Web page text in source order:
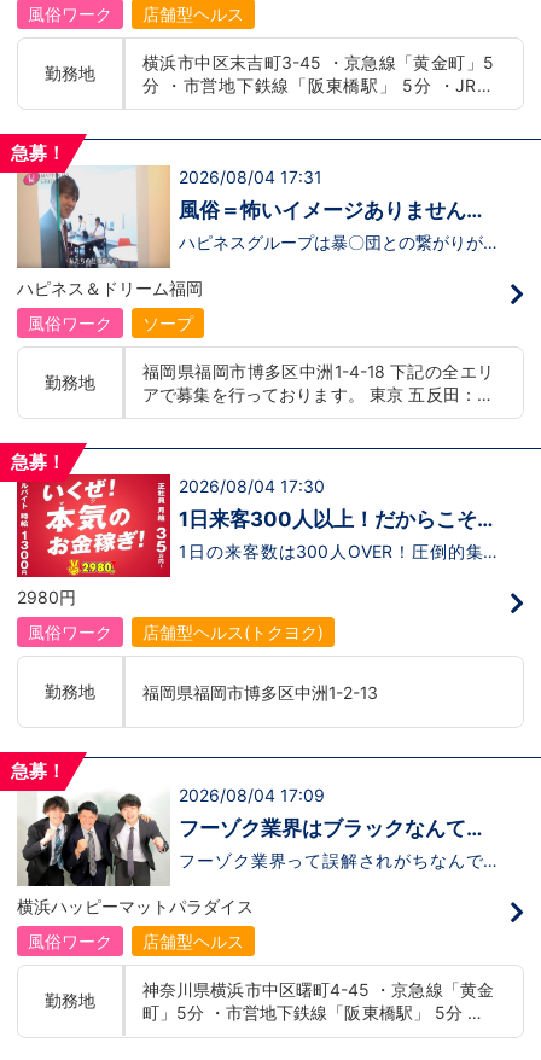
休暇付与、社員旅行やオーダースーツの福
利厚生あり学歴・経歴・資格・年齢・性別
投資させていただきます。＜お仕事の内容
＞お客様を笑顔にし、キャストさんが働き
やすいように日々考えて環境を整えていく
せん。丁寧さ、誠実さ、笑顔、感謝の気持
いる会社です。そのため、誰もが安心して
入社・勤務のできる環境なのです。それで
ャルサイトをご覧下さい。
【https://happiness-group.biz/】※お手
数ですがコピー＆ペーストしてURLを開い
他社と比較検討中など。そのような時は1
もしれません。アナタからのご連絡お待ち
しております。
社員に怖い人がいると思っているようで
す。。。だがしかし！！！！実はイメージ
はございません(Ｔ▽Ｔ)噂に惑わされない
でください。＼＼それでは説明致します／
／恋愛グループとはどんな会社なのか！
変わりありません。※安心の社会保険完
ナイトレジャーってだけです。※(暴○団の
ような）怖い先輩はおりません。■隔週休
2日制（完全週休2日制も選択可能）■拘
束時間は9.5時間（休憩時間あり）■ハロ
一般企業よりイイとこがございます。●大
幅な収入アップが見込める。●短期間で昇
格が出来、頑張り次第ですぐに役職者へ。
(一般企業では昇格がゆるやかでなかなか
昇給あり！●実力主義のため、経験が少な
い未経験者でもチャンスがたくさんある。
などなど。働いて損のない内容となってい
風俗ワーク 店舗型ヘルス
勤務地
横浜市中区末吉町3-45 ・京急線「黄金町」5
分 ・市営地下鉄線「阪東橋駅」 5分 ・JR線
「関内駅」15分
急募！
2026/08/04 17:31
風俗＝怖いイメージありません
か？選ぶならクリーンな会社一
ハピネスグループは暴〇団との繋がりが一
人がバックにいて、辞める時とか怖い思い
をするんじゃないの…(((;´･ω･)))？？と思
ってる方も多いと思います。それは当グル
ープではありえません！！！！また、そう
でおります。詳しくは、弊社社長がお答え
している動画をお店ページにアップしてお
りますのでご確認ください！安心安全に働
なたのなりたい未来をハピネス＆ドリーム
おります。
ハピネス＆ドリーム福岡
風俗ワーク
ソープ
勤務地
福岡県福岡市博多区中洲1-4-18 下記の全エリ
アで募集を行っております。 東京 五反田：五
反田駅から徒歩2分 池袋：池袋駅西口から徒
水戸駅からバス5分 福岡 福岡：中洲川端駅か
ら徒歩8分 北海道 札幌：すすきの駅から徒歩
5分 中国・四国 鳥取：米子市皆生温泉 愛媛：
松山道後温泉 沖縄 沖縄：那覇市※出店準備中
他にも続々出店予定 遠方からのご応募の方に
急募！
2026/08/04 17:30
1日来客300人以上！だからこそ！
時給1,300円～、月給35万～！
1日の来客数は300人OVER！圧倒的集客
み 1,625円）正社員（未経験）でも月給
35万スタート！正社員（店長・幹部候
で明るい方、即採用！給与は35万円以上
可能！やる気次第でどんどん昇給できま
す！！！いずれは業界初！？退職金制度も
者大歓迎です。やる気を重視します！面接
お問い合わせ下さい！
2980円
風俗ワーク
店舗型ヘルス(トクヨク)
勤務地 福岡県福岡市博多区中洲1-2-13
急募！
2026/08/04 17:09
フーゾク業界はブラックなんて言
わせない！！安心して働ける環境
フーゾク業界って誤解されがちなんです
いますか?多くの方が休みがない/拘束時間
が長い(12時間以上は当たり前)/社員に怖
い人がいると思っているようです。。。し
かし！！！！実はイメージが先行している
(Ｔ▽Ｔ)噂に惑わされないでください。＼
＼それでは説明致します／／恋愛グループ
とはどんな会社なのか！ ↓ ↓
横浜ハッピーマットパラダイス
風俗ワーク
店舗型ヘルス
勤務地
神奈川県横浜市中区曙町4-45 ・京急線「黄金
町」5分 ・市営地下鉄線「阪東橋駅」 5分 ・J
R線「関内駅」15分